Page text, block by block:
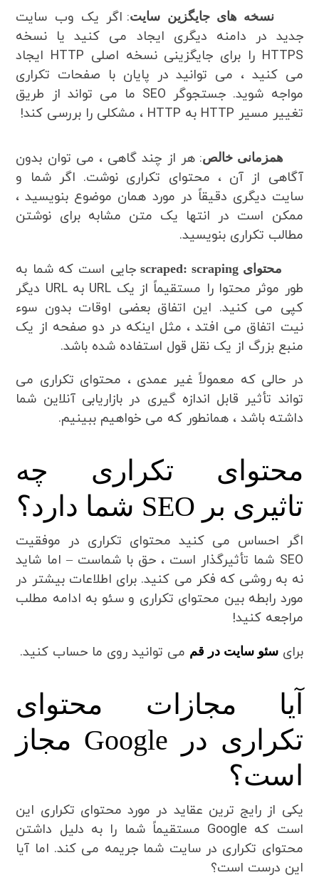
نسخه های جایگزین سایت: اگر یک وب سایت
جدید در دامنه دیگری ایجاد می کنید یا نسخه
HTTPS را برای جایگزینی نسخه اصلی HTTP ایجاد
می کنید ، می توانید در پایان با صفحات تکراری
مواجه شوید. جستجوگر SEO ما می تواند از طریق
تغییر مسیر HTTP به HTTP ، مشکلی را بررسی کند!
همزمانی خالص: هر از چند گاهی ، می توان بدون
آگاهی از آن ، محتوای تکراری نوشت. اگر شما و
سایت دیگری دقیقاً در مورد همان موضوع بنویسید ،
ممکن است در انتها یک متن مشابه برای نوشتن
مطالب تکراری بنویسید.
محتوای scraped: scraping
جایی است که شما به
طور موثر محتوا را مستقیماً از یک URL به URL دیگر
کپی می کنید. این اتفاق بعضی اوقات بدون سوء
نیت اتفاق می افتد ، مثل اینکه در دو صفحه از یک
منبع بزرگ از یک نقل قول استفاده شده باشد.
در حالی که معمولاً غیر عمدی ، محتوای تکراری می
تواند تأثیر قابل اندازه گیری در بازاریابی آنلاین شما
داشته باشد ، همانطور که می خواهیم ببینیم.
محتوای تکراری چه
تاثیری بر SEO شما دارد؟
اگر احساس می کنید محتوای تکراری در موفقیت
SEO شما تأثیرگذار است ، حق با شماست – اما شاید
نه به روشی که فکر می کنید. برای اطلاعات بیشتر در
مورد رابطه بین محتوای تکراری و سئو به ادامه مطلب
مراجعه کنید!
برایسئو سایت در قم می توانید روی ما حساب کنید.
آیا مجازات محتوای
تکراری در Google مجاز
است؟
یکی از رایج ترین عقاید در مورد محتوای تکراری این
است که Google مستقیماً شما را به دلیل داشتن
محتوای تکراری در سایت شما جریمه می کند. اما آیا
این درست است؟